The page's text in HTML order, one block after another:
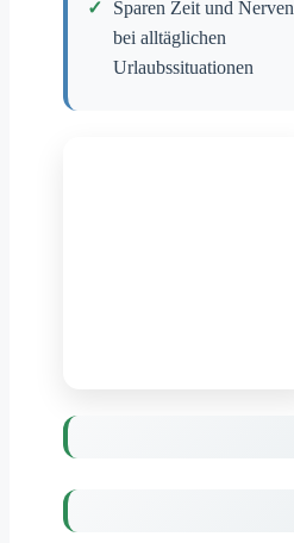
Sparen Zeit und Nerven
bei alltäglichen
Urlaubssituationen